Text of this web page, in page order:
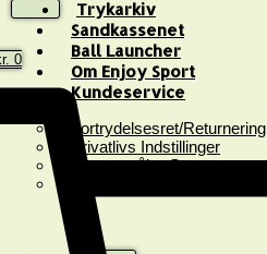
Trykarkiv
Sandkassenet
Ball Launcher
Om Enjoy Sport
Kundeservice
Fortrydelsesret/Returnering
Privatlivs Indstillinger
Spørgsmål & Svar
0